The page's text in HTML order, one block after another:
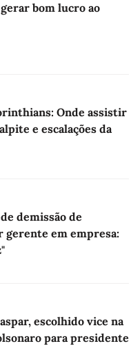
bom lucro ao
Onde assistir
e escalações da
demissão de
gerente em empresa:
escolhido vice na
para presidente